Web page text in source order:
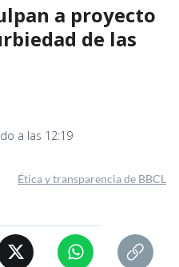
a proyecto
de las
a las 12:19
Ética y transparencia de BBCL